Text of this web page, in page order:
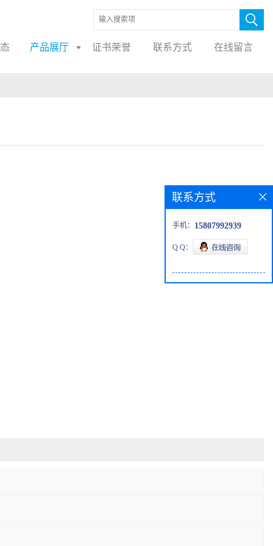
产品展厅 证书荣誉 联系方式 在线留言
联系方式
手机： 15807992939
Q Q：